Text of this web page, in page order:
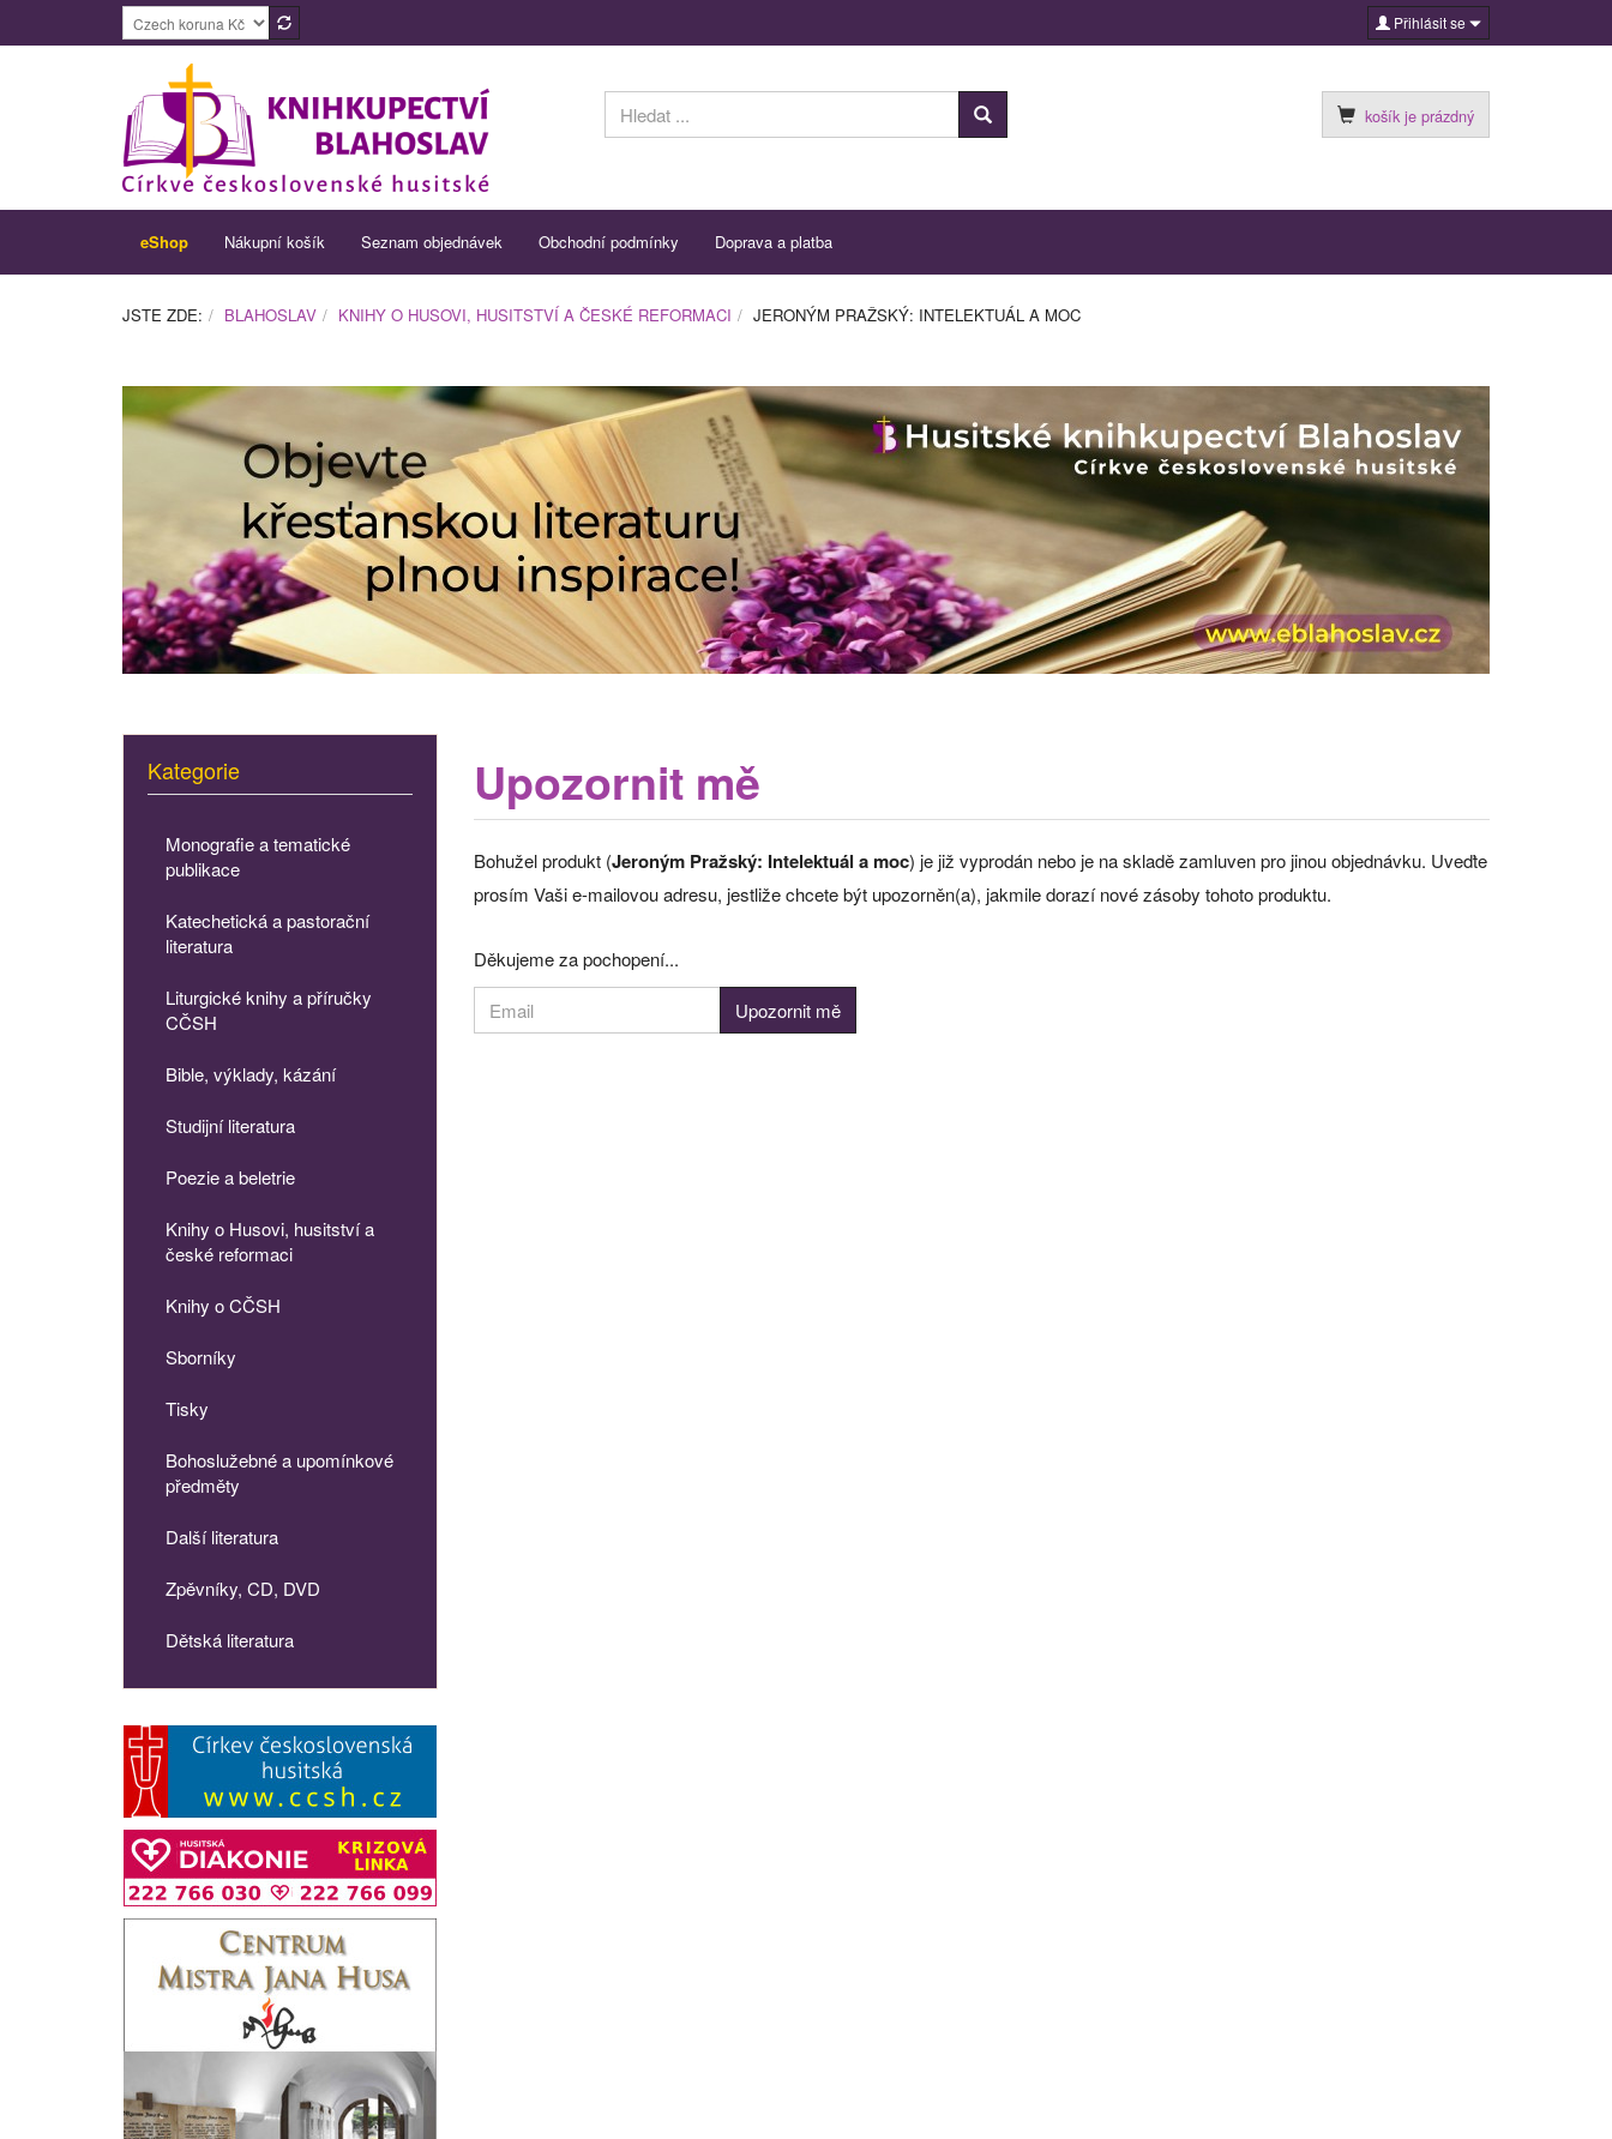
Přihlásit se
košík je prázdný
eShop Nákupní košík Seznam objednávek Obchodní podmínky Doprava a platba
JSTE ZDE: BLAHOSLAV KNIHY O HUSOVI, HUSITSTVÍ A ČESKÉ REFORMACI JERONÝM PRAŽSKÝ: INTELEKTUÁL A MOC
Upozornit mě
Bohužel produkt (Jeroným Pražský: Intelektuál a moc) je již vyprodán nebo je na skladě zamluven pro jinou objednávku. Uveďte
prosím Vaši e-mailovou adresu, jestliže chcete být upozorněn(a), jakmile dorazí nové zásoby tohoto produktu.
Děkujeme za pochopení...
Kategorie
Monografie a tematické
publikace
Katechetická a pastorační
literatura
Liturgické knihy a příručky
CČSH
Bible, výklady, kázání
Studijní literatura
Poezie a beletrie
Knihy o Husovi, husitství a
české reformaci
Knihy o CČSH
Sborníky
Tisky
Bohoslužebné a upomínkové
předměty
Další literatura
Zpěvníky, CD, DVD
Dětská literatura